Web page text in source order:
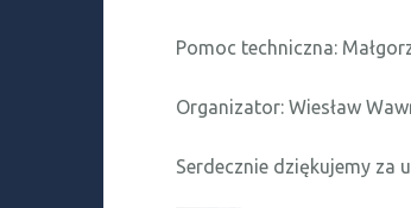
Pomoc techniczna:
Organizator: Wiesław
Serdecznie dziękujemy za